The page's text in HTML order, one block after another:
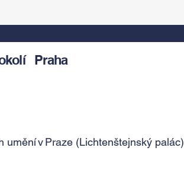
Praha
umění v Praze (Lichtenštejnský palác)